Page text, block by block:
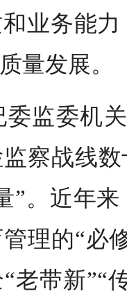
业务能
量发展。
监委机
察战线
”。近年
理的“必
老带新”“